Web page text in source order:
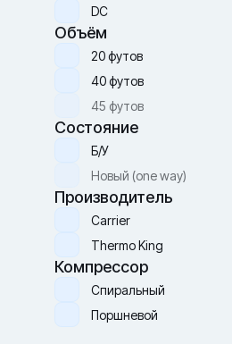
DC
Объём
20 футов
40 футов
45 футов
Состояние
Б/У
Новый (one way)
Производитель
Carrier
Thermo King
Компрессор
Спиральный
Поршневой